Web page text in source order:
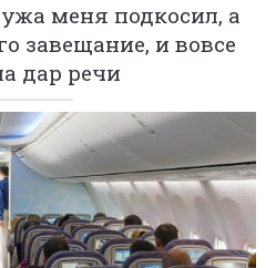
меня подкосил, а
завещание, и вовсе
дар речи